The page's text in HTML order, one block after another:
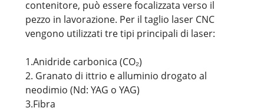
contenitore, può essere focalizzata verso il
pezzo in lavorazione. Per il taglio laser CNC
vengono utilizzati tre tipi principali di laser:
1.Anidride carbonica (CO₂)
2. Granato di ittrio e alluminio drogato al
neodimio (Nd: YAG o YAG)
3.Fibra